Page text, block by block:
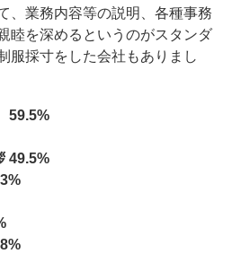
、業務内容等の説明、各種事務
睦を深めるというのがスタンダ
服採寸をした会社もありまし
59.5%
49.5%